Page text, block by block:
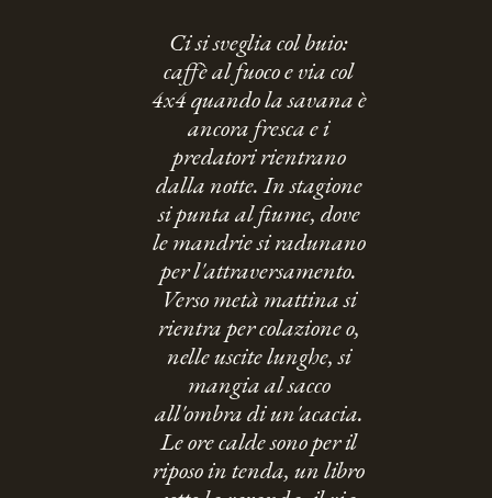
Ci si sveglia col buio:
caffè al fuoco e via col
4x4 quando la savana è
ancora fresca e i
predatori rientrano
dalla notte. In stagione
si punta al fiume, dove
le mandrie si radunano
per l'attraversamento.
Verso metà mattina si
rientra per colazione o,
nelle uscite lunghe, si
mangia al sacco
all'ombra di un'acacia.
Le ore calde sono per il
riposo in tenda, un libro